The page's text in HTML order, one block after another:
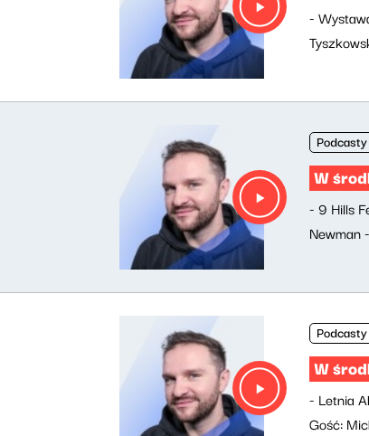
-
Podcasty
W
- 9 Hills
Newman
Podcasty
W
- Letnia
Gość: